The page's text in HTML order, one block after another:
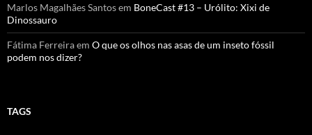
Marlos Magalhães Santosem BoneCast #13 – Urólito: Xixi de
Dinossauro
Fátima Ferreiraem O que os olhos nas asas de um inseto fóssil
podem nos dizer?
TAGS